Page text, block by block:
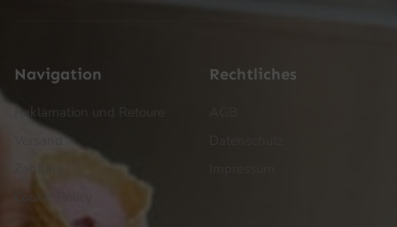
Navigation
Reklamation und Retoure
Cookie Policy
Rechtliches